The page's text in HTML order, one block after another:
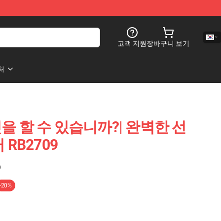
고객 지원장바구니 보기
할 수 있습니까?| 완벽한 선
RB2709
-20%